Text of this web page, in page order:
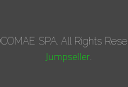
SPA. All Rights
Jumpseller.